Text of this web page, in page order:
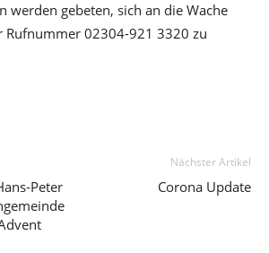
werden gebeten, sich an die Wache
Rufnummer 02304-921 3320 zu
Peter
Nächster Artikel
Corona Update